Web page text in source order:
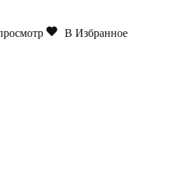
В Избранное